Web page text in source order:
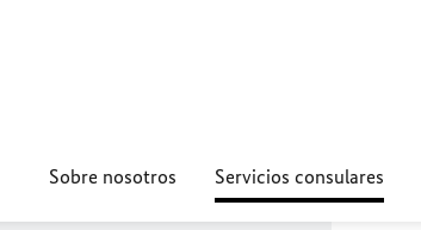
Sobre nosotros Servicios consulares